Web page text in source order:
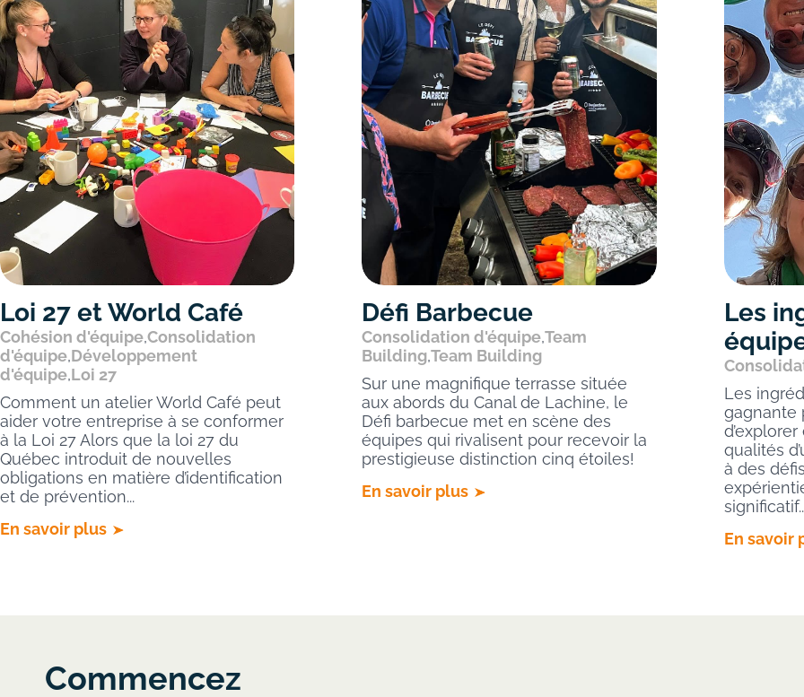
Loi 27 et World Café
Cohésion d'équipe,Consolidation
d'équipe,Développement
d'équipe,Loi 27
Comment un atelier World Café peut
aider votre entreprise à se conformer
à la Loi 27 Alors que la loi 27 du
Québec introduit de nouvelles
obligations en matière d’identification
et de prévention...
En savoir plus
Défi Barbecue
Consolidation d'équipe,Team
Building,Team Building
Sur une magnifique terrasse située
aux abords du Canal de Lachine, le
Défi barbecue met en scène des
équipes qui rivalisent pour recevoir la
prestigieuse distinction cinq étoiles!
En savoir plus
Les
Les
gagnante
qualités
à des
En savoir
Commencez